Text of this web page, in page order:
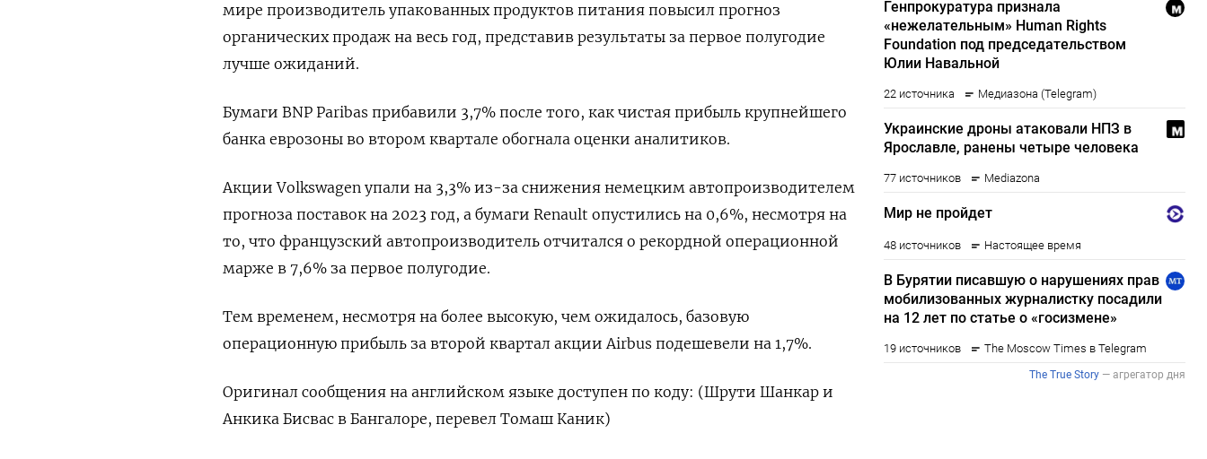
мире производитель упакованных продуктов питания повысил прогноз
органических продаж на весь год, представив результаты за первое полугодие
лучше ожиданий.
Бумаги BNP Paribas прибавили 3,7% после того, как чистая прибыль крупнейшего
банка еврозоны во втором квартале обогнала оценки аналитиков.
Акции Volkswagen упали на 3,3% из-за снижения немецким автопроизводителем
прогноза поставок на 2023 год, а бумаги Renault опустились на 0,6%, несмотря на
то, что французский автопроизводитель отчитался о рекордной операционной
марже в 7,6% за первое полугодие.
Тем временем, несмотря на более высокую, чем ожидалось, базовую
операционную прибыль за второй квартал акции Airbus подешевели на 1,7%.
Оригинал сообщения на английском языке доступен по коду: (Шрути Шанкар и
Анкика Бисвас в Бангалоре, перевел Томаш Каник)